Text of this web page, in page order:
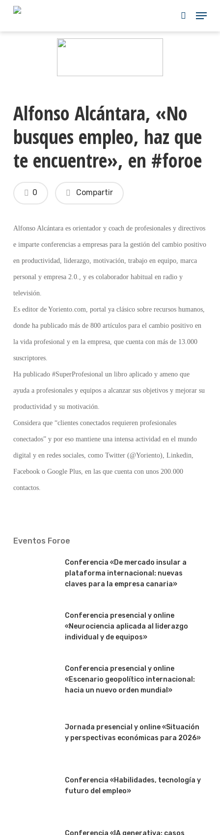
Skip
Alfonso Alcántara, «No
busques empleo, haz que
te encuentre», en #foroe
Compartir
0
Alfonso Alcántara es orientador y coach de profesionales y directivos
e imparte conferencias a empresas para la gestión del cambio positivo
en productividad, liderazgo, motivación, trabajo en equipo, marca
personal y empresa 2.0., y es colaborador habitual en radio y
televisión.
Es editor de Yoriento.com, portal ya clásico sobre recursos humanos,
donde ha publicado más de 800 artículos para el cambio positivo en
la vida profesional y en la empresa, que cuenta con más de 13.000
suscriptores.
Ha publicado #SuperProfesional un libro aplicado y ameno que
ayuda a profesionales y equipos a alcanzar sus objetivos y mejorar su
productividad y su motivación.
Considera que “clientes conectados requieren profesionales
conectados” y por eso mantiene una intensa actividad en el mundo
digital y en redes sociales, como Twitter (@Yoriento), Linkedin,
Facebook o Google Plus, en las que cuenta con unos 200.000
contactos.
Eventos Foroe
Conferencia «De mercado insular a
plataforma internacional: nuevas
claves para la empresa canaria»
Conferencia presencial y online
«Neurociencia aplicada al liderazgo
individual y de equipos»
Conferencia presencial y online
«Escenario geopolítico internacional:
hacia un nuevo orden mundial»
Jornada presencial y online «Situación
y perspectivas económicas para 2026»
Conferencia «Habilidades, tecnología y
futuro del empleo»
Conferencia «IA generativa: casos